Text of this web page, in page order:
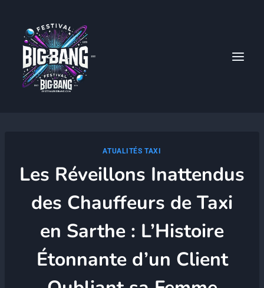
contenu
ATUALITÉS TAXI
Les Réveillons Inattendus
des Chauffeurs de Taxi
en Sarthe : L’Histoire
Étonnante d’un Client